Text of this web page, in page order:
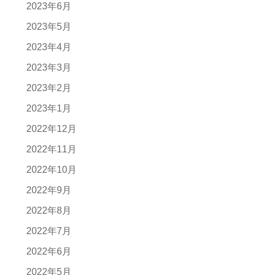
2023年6月
2023年5月
2023年4月
2023年3月
2023年2月
2023年1月
2022年12月
2022年11月
2022年10月
2022年9月
2022年8月
2022年7月
2022年6月
2022年5月